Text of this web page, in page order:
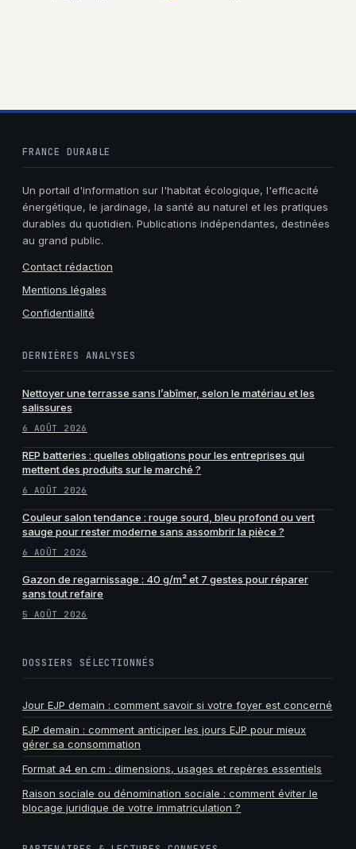
FRANCE DURABLE
Un portail d'information sur l'habitat écologique, l'efficacité
énergétique, le jardinage, la santé au naturel et les pratiques
durables du quotidien. Publications indépendantes, destinées
au grand public.
Contact rédaction
Mentions légales
Confidentialité
DERNIÈRES ANALYSES
Nettoyer une terrasse sans l’abîmer, selon le matériau et les
salissures
6 AOÛT 2026
REP batteries : quelles obligations pour les entreprises qui
mettent des produits sur le marché ?
6 AOÛT 2026
Couleur salon tendance : rouge sourd, bleu profond ou vert
sauge pour rester moderne sans assombrir la pièce ?
6 AOÛT 2026
Gazon de regarnissage : 40 g/m² et 7 gestes pour réparer
sans tout refaire
5 AOÛT 2026
DOSSIERS SÉLECTIONNÉS
Jour EJP demain : comment savoir si votre foyer est concerné
EJP demain : comment anticiper les jours EJP pour mieux
gérer sa consommation
Format a4 en cm : dimensions, usages et repères essentiels
Raison sociale ou dénomination sociale : comment éviter le
blocage juridique de votre immatriculation ?